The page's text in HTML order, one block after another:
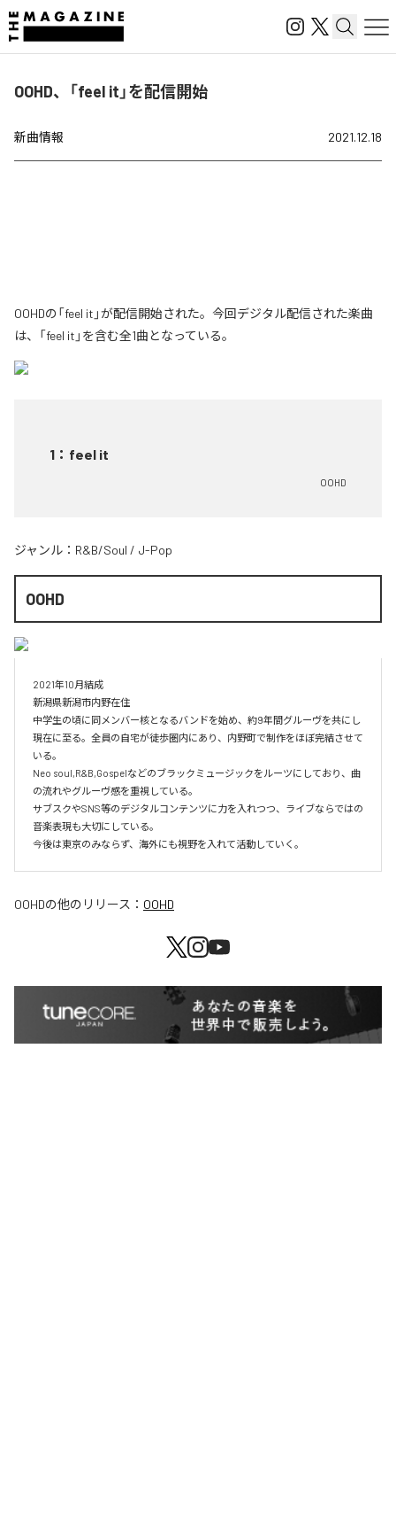
OOHD、「feel it」を配信開始
新曲情報 2021.12.18
OOHDの「feel it」が配信開始された。今回デジタル配信された楽曲
は、「feel it」を含む全1曲となっている。
1 ： feel it
OOHD
ジャンル： R&B/Soul / J-Pop
OOHD
2021年10月結成
新潟県新潟市内野在住
中学生の頃に同メンバー核となるバンドを始め、約9年間グルーヴを共にし
現在に至る。全員の自宅が徒歩圏内にあり、内野町で制作をほぼ完結させて
いる。
Neo soul,R&B,Gospelなどのブラックミュージックをルーツにしており、曲
の流れやグルーヴ感を重視している。
サブスクやSNS等のデジタルコンテンツに力を入れつつ、ライブならではの
音楽表現も大切にしている。
今後は東京のみならず、海外にも視野を入れて活動していく。
OOHDの他のリリース： OOHD